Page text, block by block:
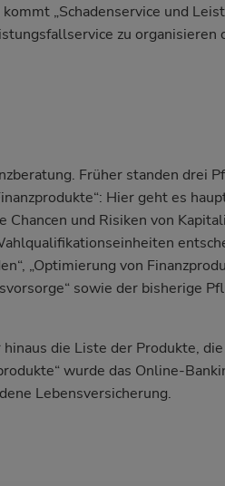
„Schadenservice und
zu organisieren
Früher standen drei
Hier geht es
Chancen und Risiken von
„Optimierung von
sowie der bisherige
die Liste der Produkte,
wurde das Online-
Lebensversicherung.